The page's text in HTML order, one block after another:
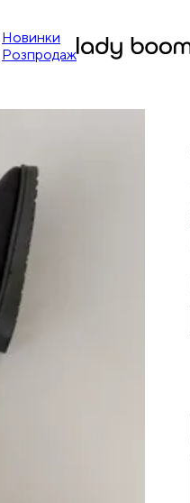
Новинки
Розпродаж